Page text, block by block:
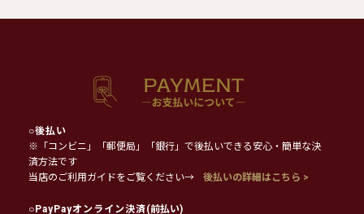
○後払い
※「コンビニ」「郵便局」「銀行」で後払いできる安心・簡単な決
済方法です
当店のご利用ガイドをご覧ください→
後払いの詳細はこちら >
○PayPayオンライン決済(前払い)